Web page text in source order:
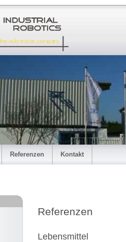
Referenzen Kontakt
Referenzen
Lebensmittel